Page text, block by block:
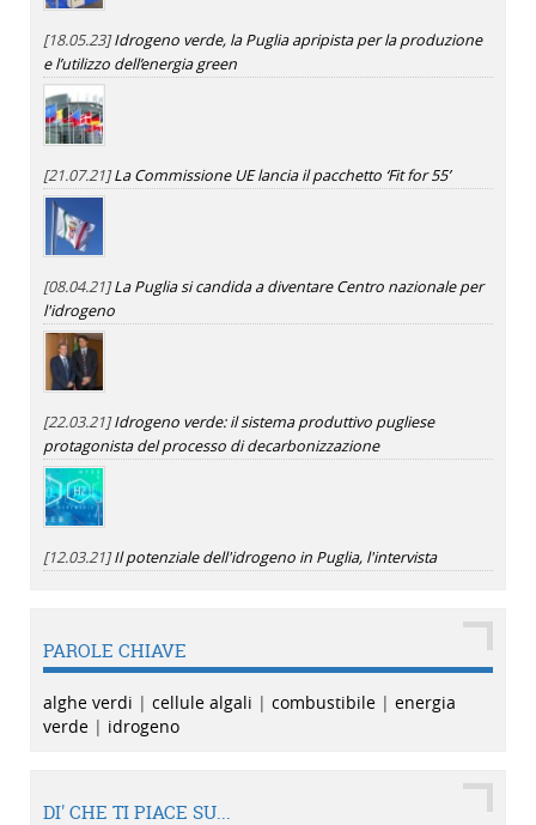
[18.05.23]Idrogeno verde, la Puglia apripista per la produzione
e l’utilizzo dell’energia green
[21.07.21]La Commissione UE lancia il pacchetto ‘Fit for 55’
[08.04.21]La Puglia si candida a diventare Centro nazionale per
l'idrogeno
[22.03.21]Idrogeno verde: il sistema produttivo pugliese
protagonista del processo di decarbonizzazione
[12.03.21]Il potenziale dell'idrogeno in Puglia, l'intervista
PAROLE CHIAVE
alghe verdi | cellule algali | combustibile | energia
verde | idrogeno
DI' CHE TI PIACE SU...